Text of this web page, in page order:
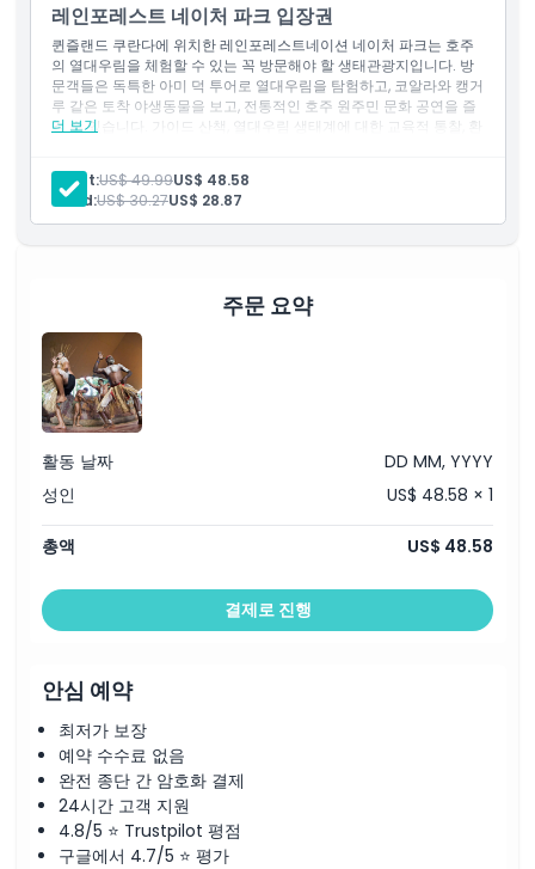
하이라이트
포함 사항
포함되지 않는 사항
알아야 할 사항
위치
가는 방법
취소 정책
레인포레스트 네이처 파크 입장권
퀸즐랜드 쿠란다에 위치한 레인포레스트네이션 네이처 파크는 호주
의 열대우림을 체험할 수 있는 꼭 방문해야 할 생태관광지입니다. 방
문객들은 독특한 아미 덕 투어로 열대우림을 탐험하고, 코알라와 캥거
루 같은 토착 야생동물을 보고, 전통적인 호주 원주민 문화 공연을 즐
길 수 있습니다. 가이드 산책, 열대우림 생태계에 대한 교육적 통찰, 환
다양성에 대해 배울 수 있는 완벽한 장소입니다.
더 보기
Adult:US$ 49.99US$ 48.58
Child:US$ 30.27US$ 28.87
주문 요약
활동 날짜
DD MM, YYYY
성인
US$ 48.58 × 1
총액 US$ 48.58
결제로 진행
안심 예약
최저가 보장
예약 수수료 없음
완전 종단 간 암호화 결제
24시간 고객 지원
4.8/5 ⭐ Trustpilot 평점
구글에서 4.7/5 ⭐ 평가